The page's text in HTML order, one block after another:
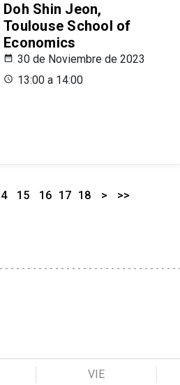
Doh Shin Jeon,
Toulouse School of
Economics
30 de Noviembre de 2023
13:00 a 14:00
15 16 17 18 > >>
VIE